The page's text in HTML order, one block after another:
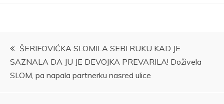
Kretanje
članka
ŠERIFOVIĆKA SLOMILA SEBI RUKU KAD JE
SAZNALA DA JU JE DEVOJKA PREVARILA! Doživela
SLOM, pa napala partnerku nasred ulice